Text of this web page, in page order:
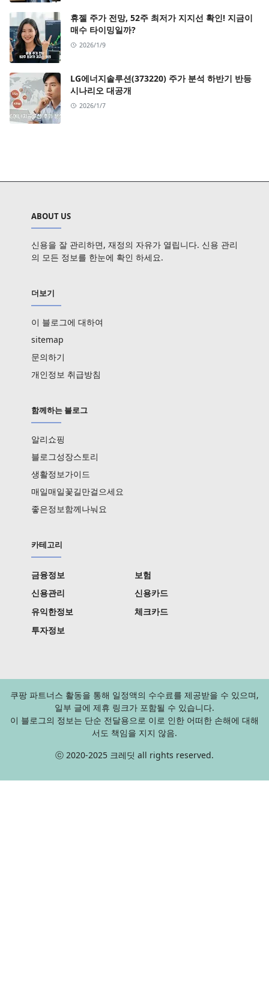
휴젤 주가 전망, 52주 최저가 지지선 확인! 지금이
매수 타이밍일까?
2026/1/9
LG에너지솔루션(373220) 주가 분석 하반기 반등
시나리오 대공개
2026/1/7
ABOUT US
신용을 잘 관리하면, 재정의 자유가 열립니다. 신용 관리
의 모든 정보를 한눈에 확인 하세요.
더보기
이 블로그에 대하여
sitemap
문의하기
개인정보 취급방침
함께하는 블로그
알리쇼핑
블로그성장스토리
생활정보가이드
매일매일꽃길만걸으세요
좋은정보함께나눠요
카테고리
금융정보
보험
신용관리
신용카드
유익한정보
체크카드
투자정보
쿠팡 파트너스 활동을 통해 일정액의 수수료를 제공받을 수 있으며,
일부 글에 제휴 링크가 포함될 수 있습니다.
이 블로그의 정보는 단순 전달용으로 이로 인한 어떠한 손해에 대해
서도 책임을 지지 않음.
ⓒ 2020-2025 크레딧 all rights reserved.